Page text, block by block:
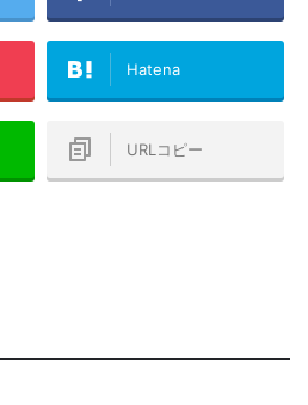
Hatena
URLコピー